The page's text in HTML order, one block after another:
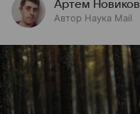
Артем Новиков
Автор Наука Mail